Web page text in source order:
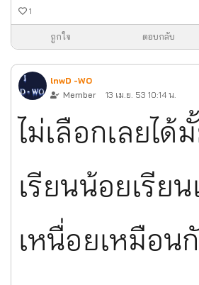
1
ถูกใจ ตอบกลับ
lnwD -WO
Member
13 เม.ย. 53 10:14 น.
ไม่เลือกเลยได้
เรียนน้อยเรียน
เหนื่อยเหมือ